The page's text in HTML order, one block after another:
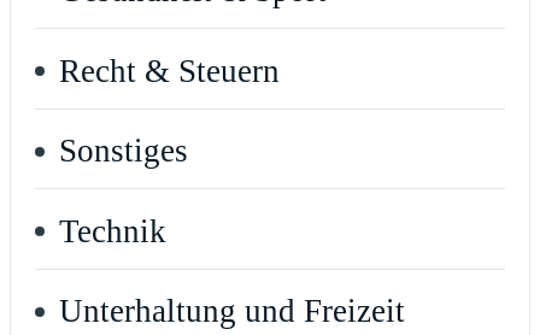
Recht & Steuern
Sonstiges
Technik
Unterhaltung und Freizeit